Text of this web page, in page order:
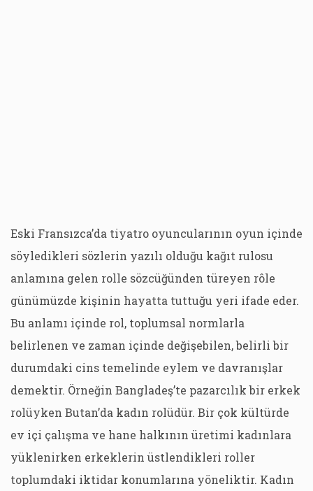
Eski Fransızca’da tiyatro oyuncularının oyun içinde
söyledikleri sözlerin yazılı olduğu kağıt rulosu
anlamına gelen rolle sözcüğünden türeyen rôle
günümüzde kişinin hayatta tuttuğu yeri ifade eder.
Bu anlamı içinde rol, toplumsal normlarla
belirlenen ve zaman içinde değişebilen, belirli bir
durumdaki cins temelinde eylem ve davranışlar
demektir. Örneğin Bangladeş’te pazarcılık bir erkek
rolüyken Butan’da kadın rolüdür. Bir çok kültürde
ev içi çalışma ve hane halkının üretimi kadınlara
yüklenirken erkeklerin üstlendikleri roller
toplumdaki iktidar konumlarına yöneliktir. Kadın